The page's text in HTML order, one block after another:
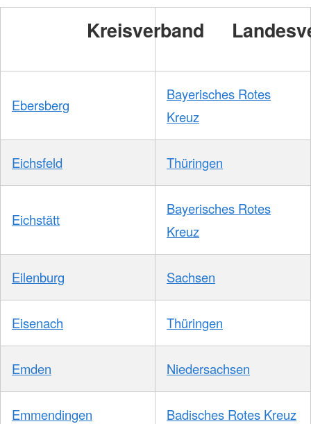
Kreisverband
Ebersberg
Bayerisches Rotes
Kreuz
Eichsfeld Thüringen
Eichstätt
Bayerisches Rotes
Kreuz
Eilenburg Sachsen
Eisenach Thüringen
Emden Niedersachsen
Emmendingen Badisches Rotes Kreuz
GmbH